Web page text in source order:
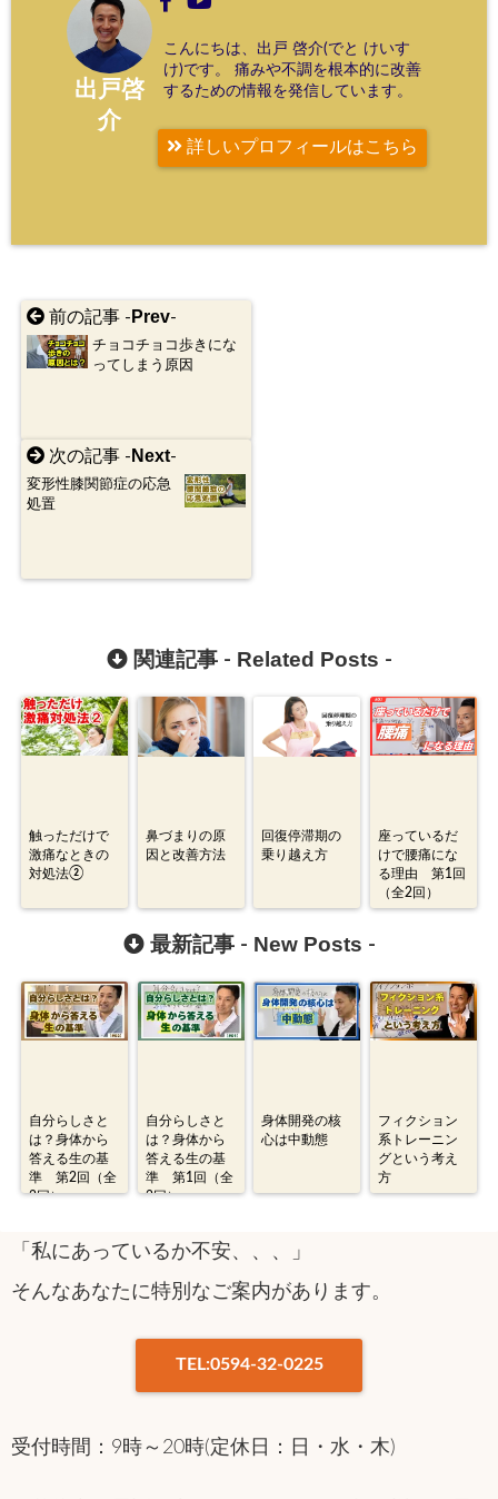
出戸啓
介
こんにちは、出戸 啓介(でと けいす
け)です。 痛みや不調を根本的に改善
するための情報を発信しています。
詳しいプロフィールはこちら
前の記事 - Prev-
チョコチョコ歩きにな
ってしまう原因
次の記事 - Next-
変形性膝関節症の応急
処置
関連記事 - Related Posts -
触っただけで
激痛なときの
対処法②
鼻づまりの原
因と改善方法
回復停滞期の
乗り越え方
座っているだ
けで腰痛にな
る理由 第1回
（全2回）
最新記事 - New Posts -
自分らしさと
は？身体から
答える生の基
準 第2回（全
2回）
自分らしさと
は？身体から
答える生の基
準 第1回（全
2回）
身体開発の核
心は中動態
フィクション
系トレーニン
グという考え
方
「私にあっているか不安、、、」
そんなあなたに特別なご案内があります。
TEL:0594-32-0225
受付時間：9時～20時(定休日：日・水・木)